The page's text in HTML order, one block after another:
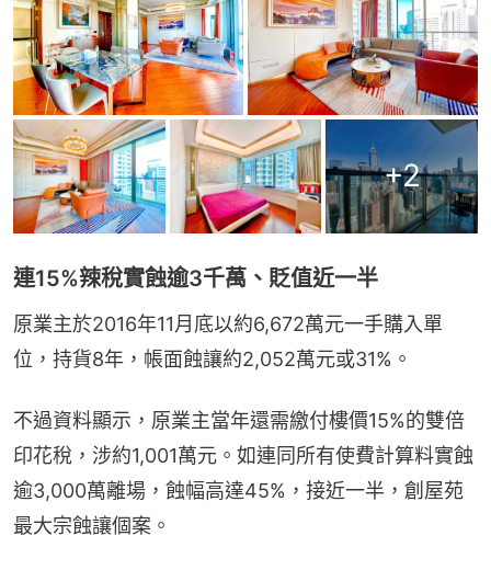
+2
連15%辣稅實蝕逾3千萬、貶值近一半
原業主於2016年11月底以約6,672萬元一手購入單
位，持貨8年，帳面蝕讓約2,052萬元或31%。
不過資料顯示，原業主當年還需繳付樓價15%的雙倍
印花稅，涉約1,001萬元。如連同所有使費計算料實蝕
逾3,000萬離場，蝕幅高達45%，接近一半，創屋苑
最大宗蝕讓個案。